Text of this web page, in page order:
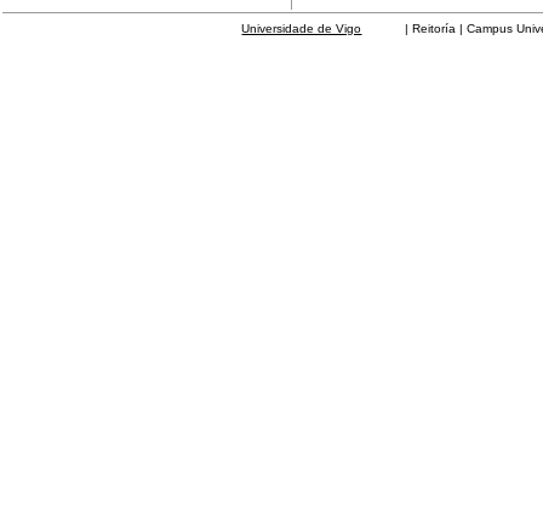
Universidade de Vigo | Reitoría | Campus